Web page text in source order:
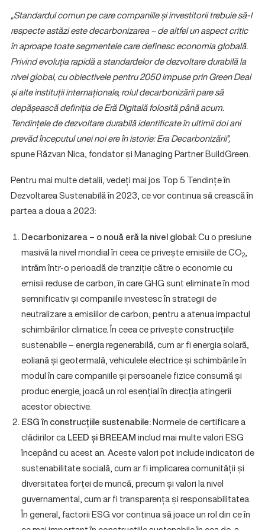
„Standardul comun pe care companiile și investitorii trebuie să-l
respecte astăzi este decarbonizarea – de altfel un aspect critic
în aproape toate segmentele care definesc economia globală.
Privind evoluția rapidă a standardelor de dezvoltare durabilă la
nivel global, cu obiectivele pentru 2050 impuse prin Green Deal
și alte instituții internaționale, rolul decarbonizării pare să
depășească definiția de Eră Digitală folosită până acum.
Tendințele de dezvoltare durabilă identificate în ultimii doi ani
prevăd începutul unei noi ere în istorie: Era Decarbonizării”,
spune Răzvan Nica, fondator și Managing Partner BuildGreen.
Pentru mai multe detalii, vedeți mai jos Top 5 Tendințe în
Dezvoltarea Sustenabilă în 2023, ce vor continua să crească în
partea a doua a 2023:
Decarbonizarea – o nouă eră la nivel global:Cu o presiune
masivă la nivel mondial în ceea ce privește emisiile de CO2,
intrăm într-o perioadă de tranziție către o economie cu
emisii reduse de carbon, în care GHG sunt eliminate în mod
semnificativ și companiile investesc în strategii de
neutralizare a emisiilor de carbon, pentru a atenua impactul
schimbărilor climatice. În ceea ce privește construcțiile
sustenabile – energia regenerabilă, cum ar fi energia solară,
eoliană și geotermală, vehiculele electrice și schimbările în
modul în care companiile și persoanele fizice consumă și
produc energie, joacă un rol esențial în direcția atingerii
acestor obiective.
ESG în construcțiile sustenabile:Normele de certificare a
clădirilor caLEED și BREEAMinclud mai multe valori ESG
începând cu acest an. Aceste valori pot include indicatori de
sustenabilitate socială, cum ar fi implicarea comunității și
diversitatea forței de muncă, precum și valori la nivel
guvernamental, cum ar fi transparența și responsabilitatea.
În general, factorii ESG vor continua să joace un rol din ce în